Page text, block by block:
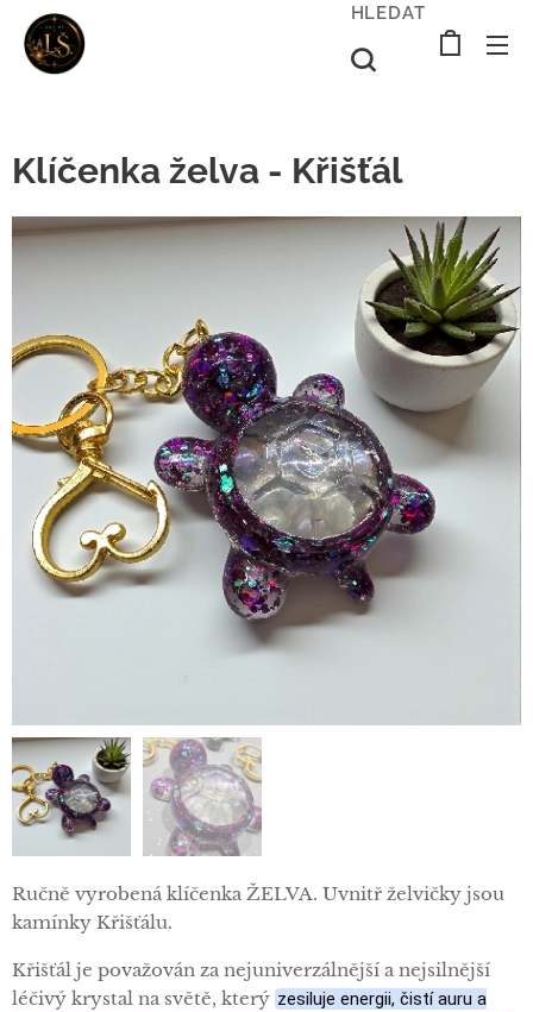
HLEDAT
Klíčenka želva - Křišťál
Ručně vyrobená klíčenka ŽELVA. Uvnitř želvičky jsou
kamínky Křišťálu.
Křišťál je považován za nejuniverzálnější a nejsilnější
léčivý krystal na světě, který zesiluje energii, čistí auru a